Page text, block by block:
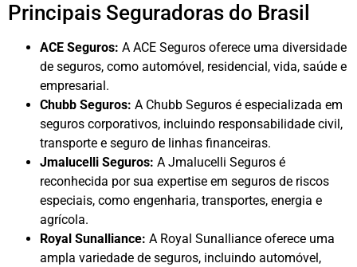
Principais Seguradoras do Brasil
ACE Seguros: A ACE Seguros oferece uma diversidade
de seguros, como automóvel, residencial, vida, saúde e
empresarial.
Chubb Seguros: A Chubb Seguros é especializada em
seguros corporativos, incluindo responsabilidade civil,
transporte e seguro de linhas financeiras.
Jmalucelli Seguros: A Jmalucelli Seguros é
reconhecida por sua expertise em seguros de riscos
especiais, como engenharia, transportes, energia e
agrícola.
Royal Sunalliance: A Royal Sunalliance oferece uma
ampla variedade de seguros, incluindo automóvel,